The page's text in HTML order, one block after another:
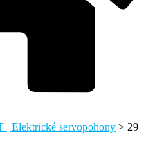
Elektrické servopohony > 29